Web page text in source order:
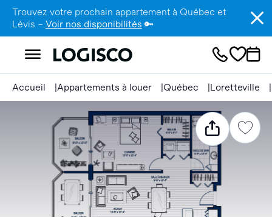
Trouvez votre prochain appartement à Québec et
Lévis – Voir nos disponibilités 🔑
Accueil Appartements à louer Québec Loretteville